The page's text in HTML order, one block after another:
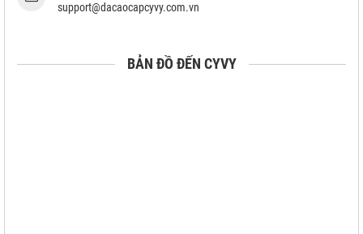
support@dacaocapcyvy.com.vn
BẢN ĐỒ ĐẾN CYVY